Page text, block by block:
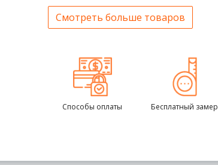
Смотреть больше товаров
Способы оплаты Бесплатный замер